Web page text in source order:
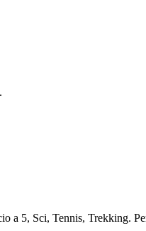
a 5, Sci, Tennis, Trekking.